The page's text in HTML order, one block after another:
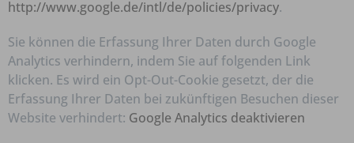
http://www.google.de/intl/de/policies/privacy.
Sie können die Erfassung Ihrer Daten durch Google
Analytics verhindern, indem Sie auf folgenden Link
klicken. Es wird ein Opt-Out-Cookie gesetzt, der die
Erfassung Ihrer Daten bei zukünftigen Besuchen dieser
Website verhindert: Google Analytics deaktivieren